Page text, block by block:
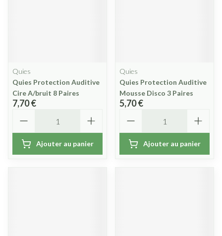
Quies
Quies Protection Auditive
Cire A/bruit 8 Paires
7,70 €
Ajouter au panier
Quies
Quies Protection Auditive
Mousse Disco 3 Paires
5,70 €
Ajouter au panier